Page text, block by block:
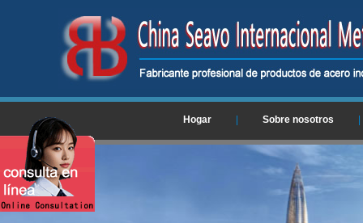
Hogar Sobre nosotros